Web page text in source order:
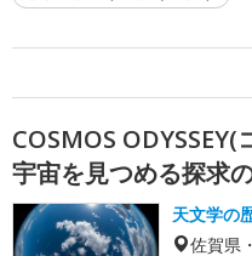
COSMOS
宇宙を見つめる探求
天文学の
佐賀県